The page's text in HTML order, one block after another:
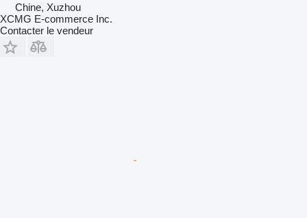
Chine, Xuzhou
XCMG E-commerce Inc.
Contacter le vendeur